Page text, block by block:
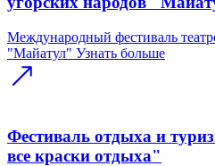
Международный фестиваль
"Майатул" Узнать больше
Фестиваль отдыха и
все краски отдыха"